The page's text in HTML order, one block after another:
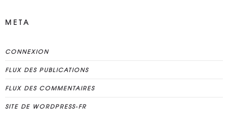
META
CONNEXION
FLUX DES PUBLICATIONS
FLUX DES COMMENTAIRES
SITE DE WORDPRESS-FR